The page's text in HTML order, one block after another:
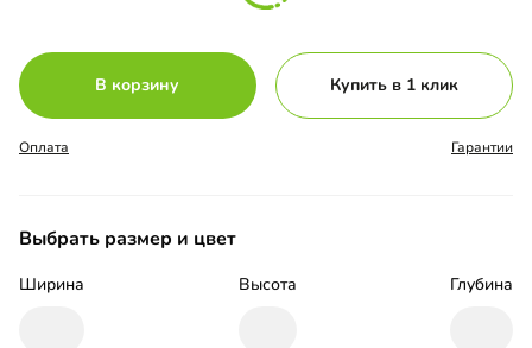
В корзину Купить в 1 клик
Оплата Гарантии
Выбрать размер и цвет
Ширина Высота Глубина